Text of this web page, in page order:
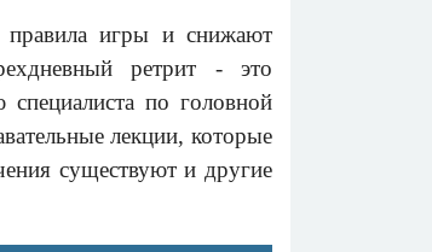
правила игры и снижают
ретрит - это
по головной
лекции, которые
существуют и другие